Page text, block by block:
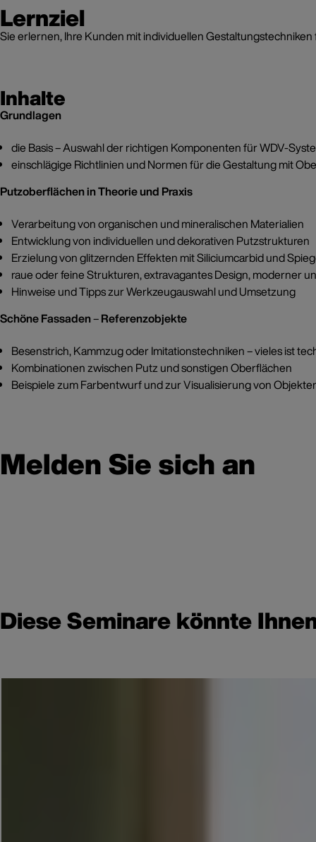
Lernziel
Sie erlernen, Ihre Kunden mit individuellen
Inhalte
Grundlagen
die Basis – Auswahl der richtigen Komponenten für WDV-
einschlägige Richtlinien und Normen für die Gestaltung mit
Putzoberflächen in Theorie und Praxis
Verarbeitung von organischen und mineralischen Materialien
Entwicklung von individuellen und dekorativen Putzstrukturen
Erzielung von glitzernden Effekten mit Siliciumcarbid und
raue oder feine Strukturen, extravagantes Design, moderner
Hinweise und Tipps zur Werkzeugauswahl und Umsetzung
Schöne Fassaden–Referenzobjekte
Besenstrich, Kammzug oder Imitationstechniken – vieles ist
Kombinationen zwischen Putz und sonstigen Oberflächen
Beispiele zum Farbentwurf und zur Visualisierung von
Melden Sie sich an
Diese Seminare könnte